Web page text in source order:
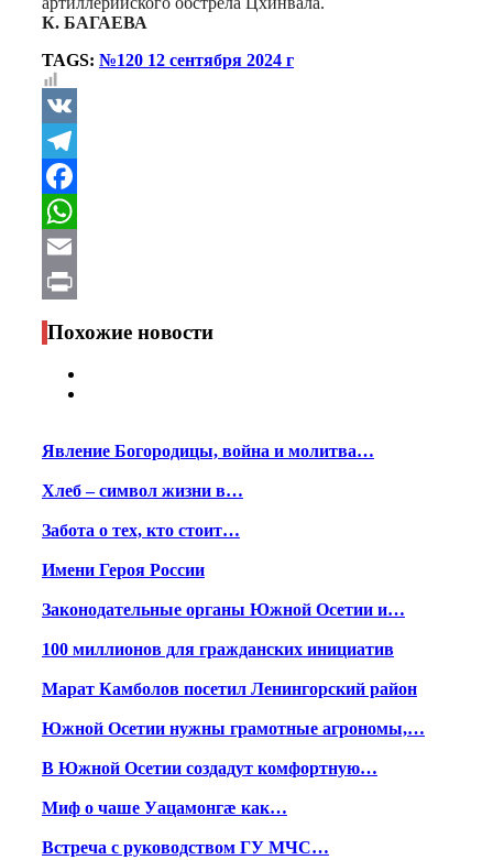
К. БАГАЕВА
TAGS: №120 12 сентября 2024 г
VK
Telegram
Facebook
WhatsApp
Email
Print
Похожие новости
Явление Богородицы, война и молитва…
Хлеб – символ жизни в…
Забота о тех, кто стоит…
Имени Героя России
Законодательные органы Южной Осетии и…
100 миллионов для гражданских инициатив
Марат Камболов посетил Ленингорский район
Южной Осетии нужны грамотные агрономы,…
В Южной Осетии создадут комфортную…
Миф о чаше Уацамонгæ как…
Встреча с руководством ГУ МЧС…